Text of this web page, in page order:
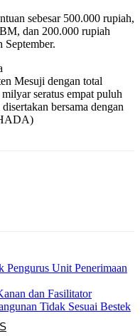
sebesar 500.000 rupiah,
dan 200.000 rupiah
September.
Mesuji dengan total
seratus empat puluh
bersama dengan
Unit Penerimaan
dan Fasilitator
Tidak Sesuai Bestek